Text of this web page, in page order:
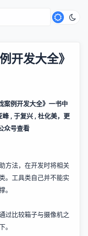
开发大全》
案例开发大全》一书中
, 于复兴 , 杜化美，更
众号查看
方法，在开发时将相关
。工具类自己并不能实
。
过比较箱子与摄像机之
。